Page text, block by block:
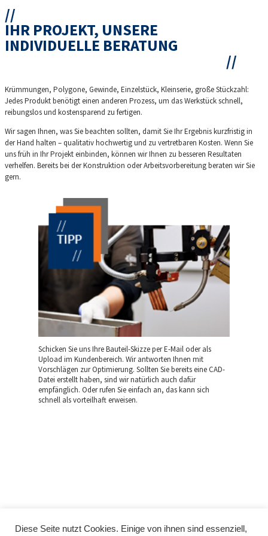
IHR PROJEKT, UNSERE
INDIVIDUELLE BERATUNG
Krümmungen, Polygone, Gewinde, Einzelstück, Kleinserie, große Stückzahl:
Jedes Produkt benötigt einen anderen Prozess, um das Werkstück schnell,
reibungslos und kostensparend zu fertigen.
Wir sagen Ihnen, was Sie beachten sollten, damit Sie Ihr Ergebnis kurzfristig in
der Hand halten – qualitativ hochwertig und zu vertretbaren Kosten. Wenn Sie
uns früh in Ihr Projekt einbinden, können wir Ihnen zu besseren Resultaten
verhelfen. Bereits bei der Konstruktion oder Arbeitsvorbereitung beraten wir Sie
gern.
Schicken Sie uns Ihre Bauteil-Skizze per E-Mail oder als
Upload im Kundenbereich. Wir antworten Ihnen mit
Vorschlägen zur Optimierung. Sollten Sie bereits eine CAD-
Datei erstellt haben, sind wir natürlich auch dafür
empfänglich. Oder rufen Sie einfach an, das kann sich
schnell als vorteilhaft erweisen.
Diese Seite nutzt Cookies. Einige von ihnen sind essenziell,